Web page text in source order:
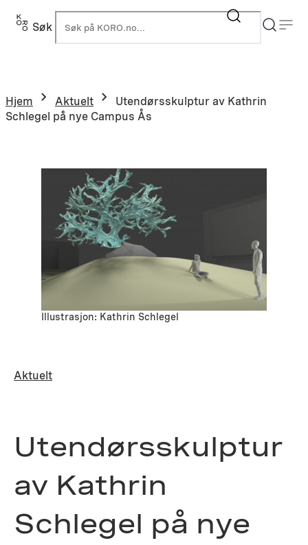
Hopp
Søk
Hjem Aktuelt
Utendørsskulptur av Kathrin
Schlegel på nye Campus Ås
Illustrasjon: Kathrin Schlegel
Aktuelt
Utendørsskulptur
av Kathrin
Schlegel på nye